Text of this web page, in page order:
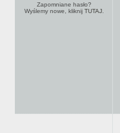
Zapomniane hasło?
Wyślemy nowe, kliknij TUTAJ.